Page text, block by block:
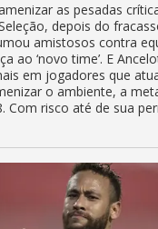
as pesadas
depois do
amistosos contra
ao ‘novo time’. E
em jogadores que
o ambiente, a
Com risco até de sua